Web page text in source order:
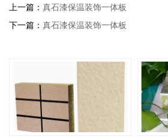
上一篇： 真石漆保温装饰一体板
下一篇： 真石漆保温装饰一体板